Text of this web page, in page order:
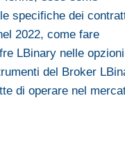
specifiche dei
2022, come fare
LBinary nelle
del Broker
di operare nel